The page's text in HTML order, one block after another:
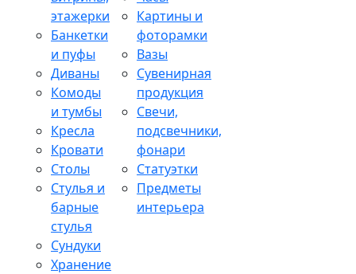
этажерки
Банкетки
и пуфы
Диваны
Комоды
и тумбы
Кресла
Кровати
Столы
Стулья и
барные
стулья
Сундуки
Хранение
Картины и
фоторамки
Вазы
Сувенирная
продукция
Свечи,
подсвечники,
фонари
Статуэтки
Предметы
интерьера